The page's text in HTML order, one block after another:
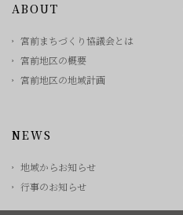
ABOUT
宮前まちづくり協議会とは
宮前地区の概要
宮前地区の地域計画
NEWS
地域からお知らせ
行事のお知らせ